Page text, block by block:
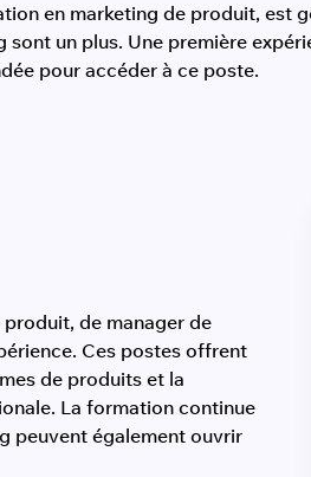
en marketing de produit, est
un plus. Une première
pour accéder à ce poste.
de manager de
Ces postes offrent
de produits et la
La formation continue
peuvent également ouvrir